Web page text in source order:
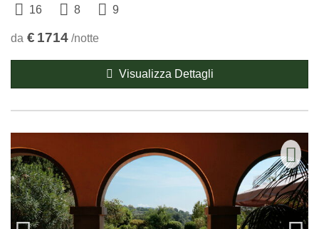
16 8 9
da € 1714 /notte
Visualizza Dettagli